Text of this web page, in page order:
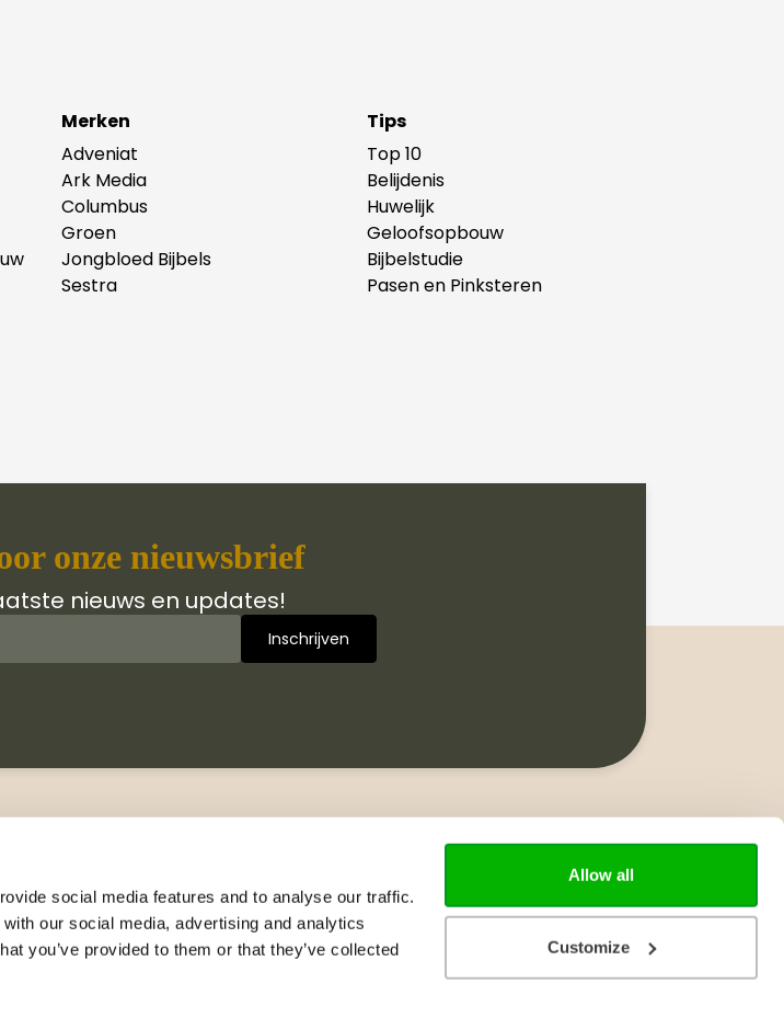
social media features and to analyse our traffic.
our social media, advertising and analytics
you’ve provided to them or that they’ve collected
Allow all
Customize
Merken
Adveniat
Ark Media
Columbus
Groen
Jongbloed Bijbels
Sestra
Tips
Top 10
Belijdenis
Huwelijk
Geloofsopbouw
Bijbelstudie
Pasen en Pinksteren
onze nieuwsbrief
nieuws en updates!
Neem contact met ons op
Adresgegevens
Celsiusweg 41, 8912 AM